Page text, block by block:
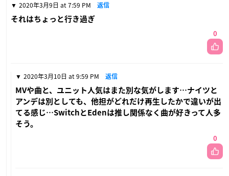
2020年3月9日 at 7:59 PM 返信
それはちょっと行き過ぎ
0
2020年3月10日 at 9:59 PM 返信
MVや曲と、ユニット人気はまた別な気がします…ナイツと
アンデは別としても、他担がどれだけ再生したかで違いが出
てる感じ…SwitchとEdenは推し関係なく曲が好きって人多
そう。
0